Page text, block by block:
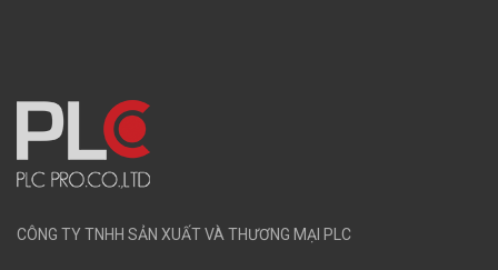
CÔNG TY TNHH SẢN XUẤT VÀ THƯƠNG MẠI PLC